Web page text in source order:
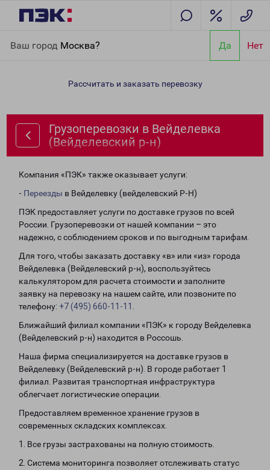
Ваш город Москва? Да Нет
(Вейделевский р-н)
Рассчитать и заказать перевозку
Грузоперевозки в Вейделевка
(Вейделевский р-н)
Компания «ПЭК» также оказывает услуги:
- Переезды в Вейделевку (вейделевский Р-Н)
ПЭК предоставляет услуги по доставке грузов по всей
России. Грузоперевозки от нашей компании – это
надежно, с соблюдением сроков и по выгодным тарифам.
Для того, чтобы заказать доставку «в» или «из» города
Вейделевка (Вейделевский р-н), воспользуйтесь
калькулятором для расчета стоимости и заполните
заявку на перевозку на нашем сайте, или позвоните по
телефону: +7 (495) 660-11-11
Ближайший филиал компании «ПЭК» к городу Вейделевка
(Вейделевский р-н) находится в Россошь.
Наша фирма специализируется на доставке грузов в
Вейделевку (Вейделевский р-н). В городе работает 1
филиал. Развитая транспортная инфраструктура
облегчает логистические операции.
Предоставляем временное хранение грузов в
современных складских комплексах.
1. Все грузы застрахованы на полную стоимость.
2. Система мониторинга позволяет отслеживать статус